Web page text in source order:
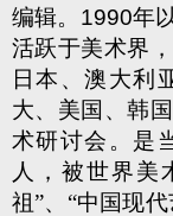
编辑。 1990年
活跃于美术界
日本、澳大利
大、美国、韩
术研讨会。是
人，被世界美
祖”、“中国现